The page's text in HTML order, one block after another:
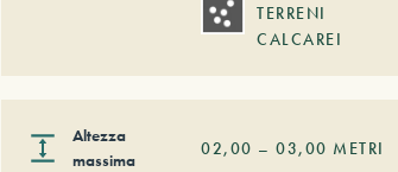
TERRENI
CALCAREI
Altezza
massima
02,00 –03,00 METRI